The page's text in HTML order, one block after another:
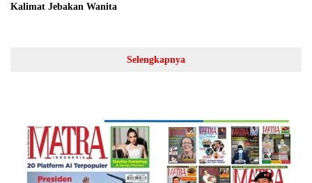
Kalimat Jebakan Wanita
Selengkapnya